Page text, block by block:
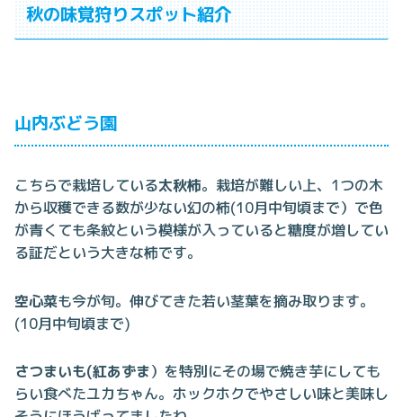
秋の味覚狩りスポット紹介
山内ぶどう園
こちらで栽培している太秋柿。栽培が難しい上、1つの木
から収穫できる数が少ない幻の柿(10月中旬頃まで）で色
が青くても条紋という模様が入っていると糖度が増してい
る証だという大きな柿です。
空心菜も今が旬。伸びてきた若い茎葉を摘み取ります。
(10月中旬頃まで)
さつまいも(紅あずま）を特別にその場で焼き芋にしても
らい食べたユカちゃん。ホックホクでやさしい味と美味し